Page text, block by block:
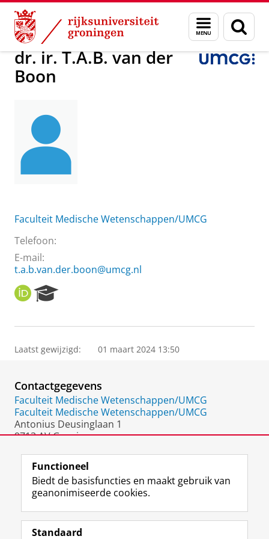
Skip
Content
Skip
Navigation
Menu
en
zoeken
Over ons dr. ir. T.A.B. van der Boon
dr. ir. T.A.B. van der
Boon
Faculteit Medische Wetenschappen/UMCG
Telefoon:
E-mail:
t.a.b.van.der.boon@umcg.nl
O
R
I
e
r
P
o
r
t
a
Laatst gewijzigd: 01 maart 2024 13:50
Contactgegevens
Faculteit Medische Wetenschappen/UMCG
Faculteit Medische Wetenschappen/UMCG
Antonius Deusinglaan 1
9713 AV Groningen
Volg de RUG
F
a
L
i
R
S
I
n
Y
o
Functioneel
Biedt de basisfuncties en maakt gebruik van
geanonimiseerde cookies.
Standaard